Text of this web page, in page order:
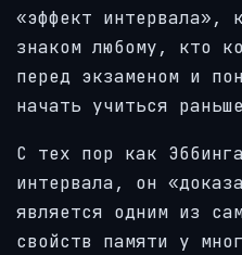
«эффект интервала»,
знаком любому, кто
перед экзаменом и
начать учиться
С тех пор как
интервала, он
является одним из
свойств памяти у